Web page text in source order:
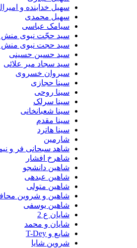
سهیل خدابنده و امیرال و طرفه
سهیل محمدی
سیامک عباسی
سید حجّت نبوی منش «کاوه»
سید حجت نبوی منش ( کاوه )
سید حسین حسینى
سید سجاد میر علائی
سیروان خسروی
سینا حجازی
سینا روحی
سینا سرلک
سینا شعبانخانی
سینا مقدم
سینا هاترد
شارمین
شاهد سبحانی فر و نیما تاری
شاهرخ افشار
شاهین دانشجو
شاهین عبدهی
شاهین متولی
شاهین و شروین محافظت کار
شاهین یوسفی
شایان ع 2
شایان و محمد
شایع و T-Dey
شروین شایا